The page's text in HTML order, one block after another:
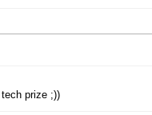
prize ;))